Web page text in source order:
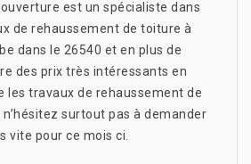
est un spécialiste dans
de rehaussement de toiture à
dans le 26540 et en plus de
des prix très intéressants en
les travaux de rehaussement de
surtout pas à demander
vite pour ce mois ci.